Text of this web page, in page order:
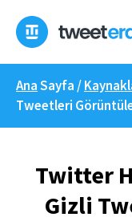
geç
AnaSayfa /
Tweetleri
Twitter
Gizli